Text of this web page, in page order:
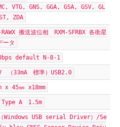
VTG, GNS, GGA, GSA, GSV, GL
ZDA
RAWX 搬送波位相 RXM-SFRBX 各衛星
ータ
default N-8-1
（33mA 標準）USB2.0
x 45㎜ x18mm
Type A 1.5m
（Windows USB serial Driver）/Se